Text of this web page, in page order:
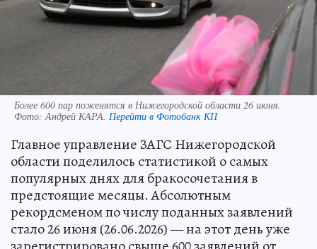
Более 600 пар поженятся в Нижегородской области 26 июня.
Фото: Андрей КАРА. Перейти в Фотобанк КП
Главное управление ЗАГС Нижегородской
области поделилось статистикой о самых
популярных днях для бракосочетания в
предстоящие месяцы. Абсолютным
рекордсменом по числу поданных заявлений
стало 26 июня (26.06.2026) — на этот день уже